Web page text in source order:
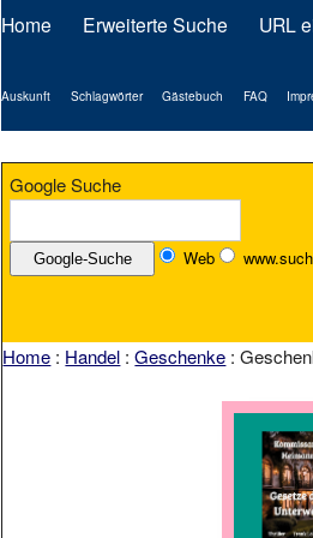
Home Erweiterte Suche URL
Auskunft Schlagwörter Gästebuch FAQ
Google Suche
Web
Home : Handel :Geschenke :